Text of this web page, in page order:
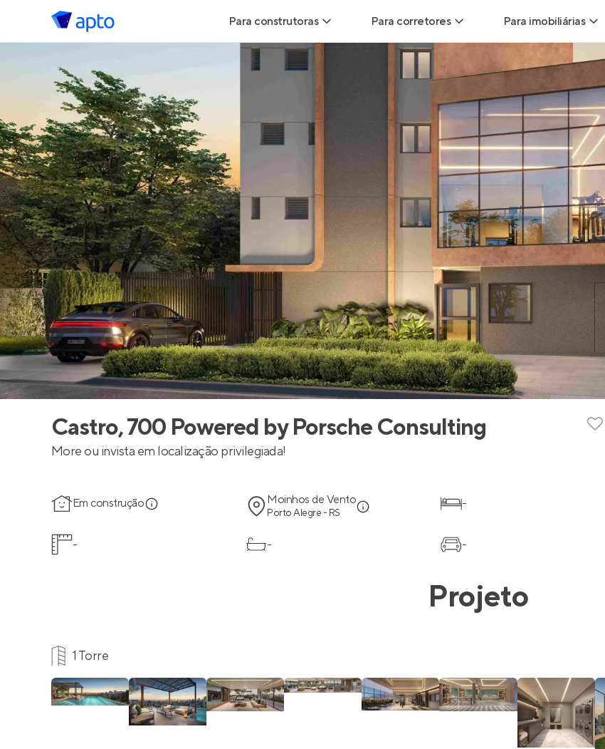
Para construtoras
Geração de Leads
Geração de Vendas
Parcerias Imobiliárias
Anunciar Imóveis
Para corretores
Leads para Corretores
Corretor+
Parcerias imobiliárias
Hub de Corretores
Perfil Verificado
Anunciar imóveis
Para imobiliárias
Leads para
Hub de
Anunciar imóveis
Castro, 700 Powered by Porsche Consulting
More ou invista em localização privilegiada!
Em construção Moinhos de Vento
Porto Alegre - RS
-
- - -
Projeto
1 Torre